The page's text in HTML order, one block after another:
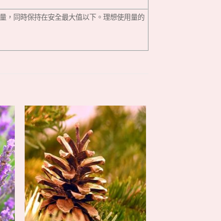
，同時保持在安全最大值以下。理想使用量的
+